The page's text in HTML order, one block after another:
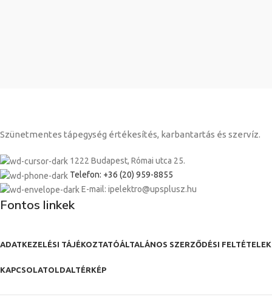
Szünetmentes tápegység értékesítés, karbantartás és szervíz.
1222 Budapest, Római utca 25.
Telefon: +36 (20) 959-8855
E-mail: ipelektro@upsplusz.hu
Fontos linkek
ADATKEZELÉSI TÁJÉKOZTATÓÁLTALÁNOS SZERZŐDÉSI FELTÉTELEK
KAPCSOLATOLDALTÉRKÉP